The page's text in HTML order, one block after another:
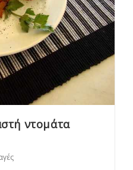
ντομάτα